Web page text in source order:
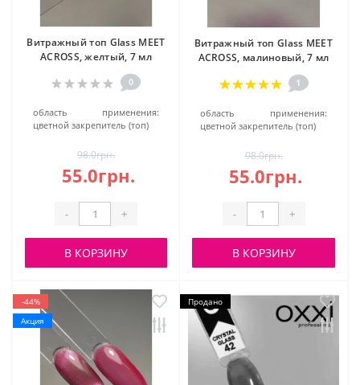
Витражный топ Glass MEET
ACROSS, желтый, 7 мл
0
область применения:
цветной закрепитель (топ)
98.0грн.
55.0грн.
- +
В КОРЗИНУ
Витражный топ Glass MEET
ACROSS, малиновый, 7 мл
1
область применения:
цветной закрепитель (топ)
98.0грн.
55.0грн.
- +
В КОРЗИНУ
-44%
Акция
Продано